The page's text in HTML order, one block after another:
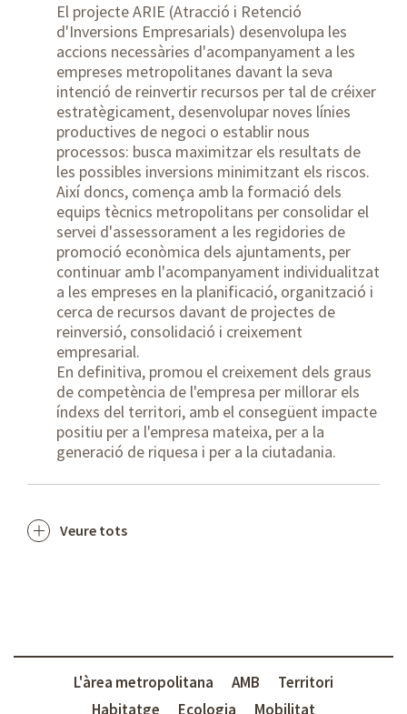
El projecte ARIE (Atracció i Retenció
d'Inversions Empresarials) desenvolupa les
accions necessàries d'acompanyament a les
empreses metropolitanes davant la seva
intenció de reinvertir recursos per tal de créixer
estratègicament, desenvolupar noves línies
productives de negoci o establir nous
processos: busca maximitzar els resultats de
les possibles inversions minimitzant els riscos.
Així doncs, comença amb la formació dels
equips tècnics metropolitans per consolidar el
servei d'assessorament a les regidories de
promoció econòmica dels ajuntaments, per
continuar amb l'acompanyament individualitzat
a les empreses en la planificació, organització i
cerca de recursos davant de projectes de
reinversió, consolidació i creixement
empresarial.
En definitiva, promou el creixement dels graus
de competència de l'empresa per millorar els
índexs del territori, amb el consegüent impacte
positiu per a l'empresa mateixa, per a la
generació de riquesa i per a la ciutadania.
Veure tots
L'àrea metropolitana AMB
Territori
Habitatge
Ecologia Mobilitat